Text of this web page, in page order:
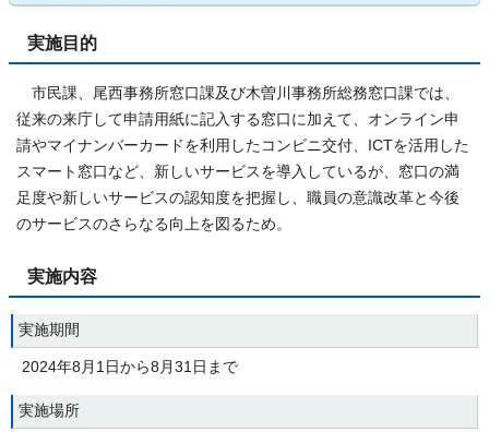
実施目的
市民課、尾西事務所窓口課及び木曽川事務所総務窓口課では、
従来の来庁して申請用紙に記入する窓口に加えて、オンライン申
請やマイナンバーカードを利用したコンビニ交付、ICTを活用した
スマート窓口など、新しいサービスを導入しているが、窓口の満
足度や新しいサービスの認知度を把握し、職員の意識改革と今後
のサービスのさらなる向上を図るため。
実施内容
実施期間
2024年8月1日から8月31日まで
実施場所